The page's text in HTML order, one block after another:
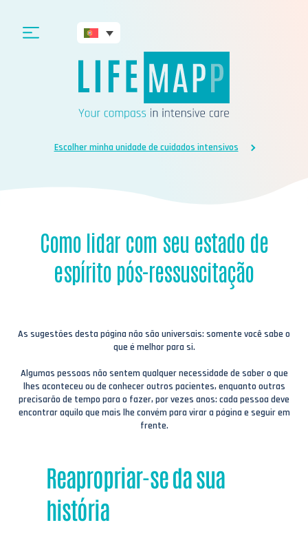
Escolher minha unidade de cuidados intensivos
Como lidar com seu estado de
espírito pós-ressuscitação
As sugestões desta página não são universais: somente você sabe o
que é melhor para si.
Algumas pessoas não sentem qualquer necessidade de saber o que
lhes aconteceu ou de conhecer outros pacientes, enquanto outras
precisarão de tempo para o fazer, por vezes anos: cada pessoa deve
encontrar aquilo que mais lhe convém para virar a página e seguir em
frente.
Reapropriar-se da sua
história